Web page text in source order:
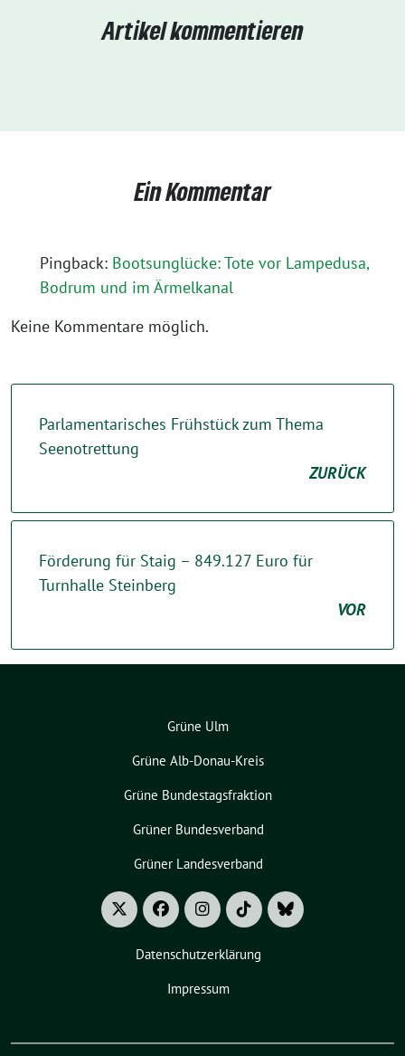
Artikel kommentieren
Ein Kommentar
Pingback: Bootsunglücke: Tote vor Lampedusa,
Bodrum und im Ärmelkanal
Keine Kommentare möglich.
Parlamentarisches Frühstück zum Thema
Seenotrettung
ZURÜCK
Förderung für Staig – 849.127 Euro für
Turnhalle Steinberg
VOR
Grüne Ulm
Grüne Alb-Donau-Kreis
Grüne Bundestagsfraktion
Grüner Bundesverband
Grüner Landesverband
Datenschutzerklärung
Impressum